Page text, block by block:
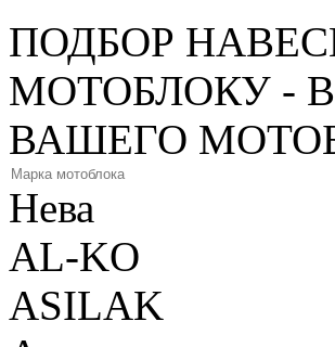
ПОДБОР
МОТОБЛОКУ -
ВАШЕГО
Нева
AL-KO
ASILAK